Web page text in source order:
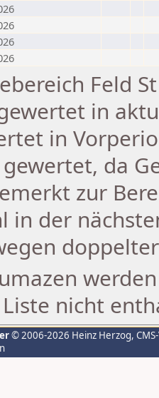
Feld
in
in
da
zur
in der
nicht
© 2006-2026 Heinz Herzog,